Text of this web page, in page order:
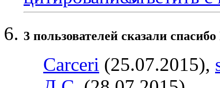
3 пользователей сказали
Carceri (25.07.2015),